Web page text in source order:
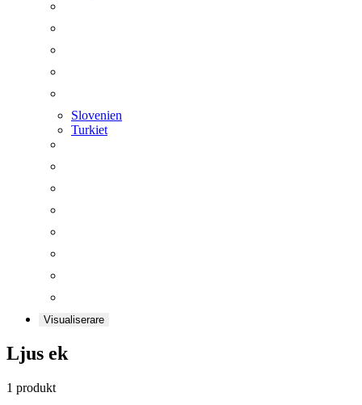
Slovenien
Turkiet
Visualiserare
Ljus ek
1 produkt